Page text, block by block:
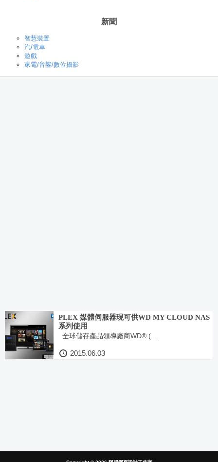
新聞
智慧裝置
汽/電車
遊戲
家電/音響/數位攝影
PLEX 媒體伺服器現可供WD MY CLOUD NAS
系列使用
全球儲存產品領導廠商WD® (...
2015.06.03